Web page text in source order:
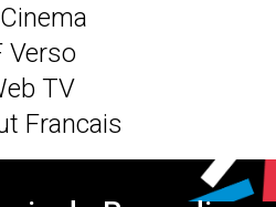
Verso
TV
Francais